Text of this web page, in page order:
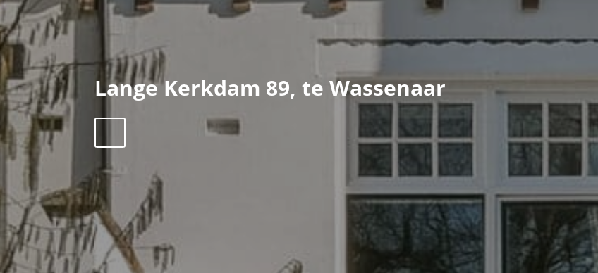
Lange Kerkdam 89, te Wassenaar